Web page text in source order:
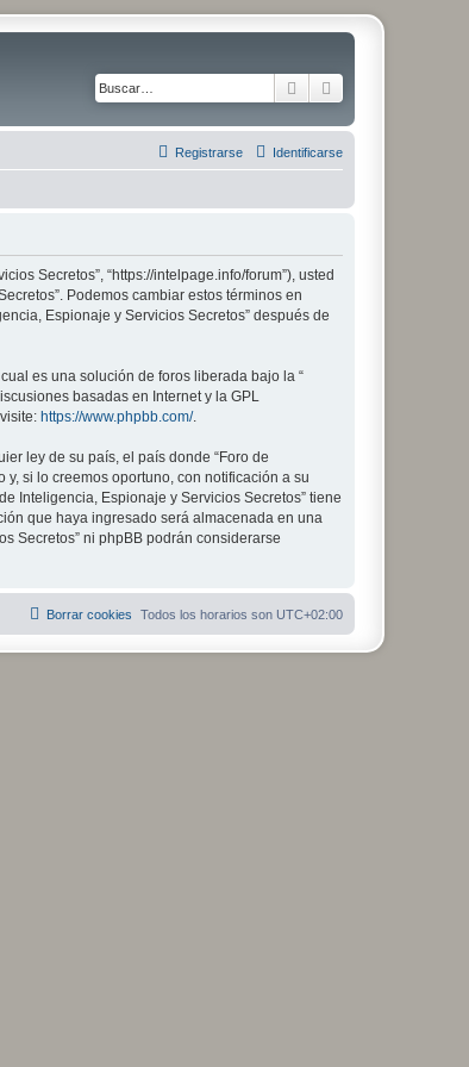
Buscar
Identificarse
Registrarse
Secretos”, “https://intelpage.info/forum”), usted
Podemos cambiar estos términos en
Espionaje y Servicios Secretos” después de
cual es una solución de foros liberada bajo la “
basadas en Internet y la GPL
https://www.phpbb.com/.
ley de su país, el país donde “Foro de
si lo creemos oportuno, con notificación a su
Inteligencia, Espionaje y Servicios Secretos” tiene
que haya ingresado será almacenada en una
Secretos” ni phpBB podrán considerarse
Todos los horarios son UTC+02:00
Borrar cookies